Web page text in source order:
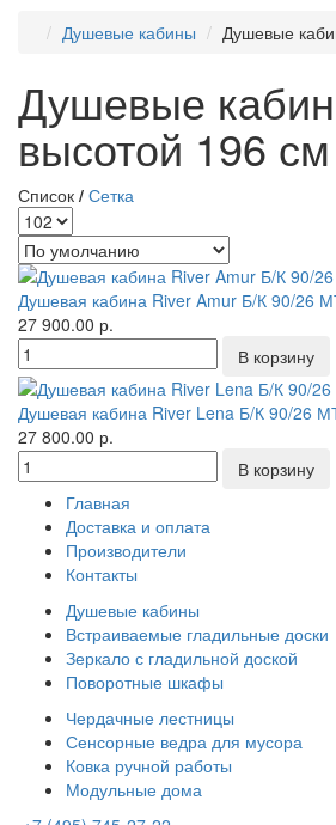
Душевые кабины
Душевые
Душевые
высотой 196 см
Список / Сетка
Душевая кабина River Amur Б/К 90/26
27 900.00 р.
Душевая кабина River Lena Б/К 90/26
27 800.00 р.
Главная
Доставка и оплата
Производители
Контакты
Душевые кабины
Встраиваемые гладильные доски
Зеркало с гладильной доской
Поворотные шкафы
Чердачные лестницы
Сенсорные ведра для мусора
Ковка ручной работы
Модульные дома